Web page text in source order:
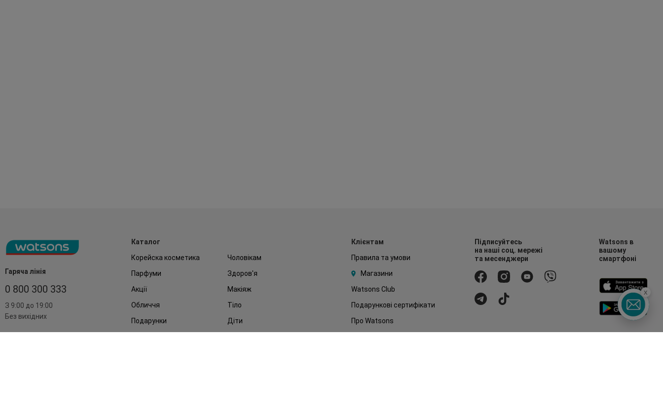
Гаряча лінія
0 800 300 333
З 9:00 до 19:00
Без вихідних
Каталог
Корейска косметика
Чоловікам
Парфуми
Здоров'я
Акції
Макіяж
Обличчя
Тіло
Подарунки
Діти
Клієнтам
Правила та умови
Магазини
Watsons Club
Подарункові сертифікати
Про Watsons
Підписуйтесь
на наші соц. мережі
та месенджери
Watsons в
вашому
смартфоні
x